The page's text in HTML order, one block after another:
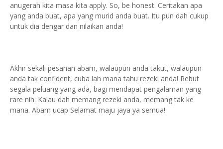
anugerah kita masa kita apply. So, be honest. Ceritakan apa
yang anda buat, apa yang murid anda buat. Itu pun dah cukup
untuk dia dengar dan nilaikan anda!
Akhir sekali pesanan abam, walaupun anda takut, walaupun
anda tak confident, cuba lah mana tahu rezeki anda! Rebut
segala peluang yang ada, bagi mendapat pengalaman yang
rare nih. Kalau dah memang rezeki anda, memang tak ke
mana. Abam ucap Selamat maju jaya ya semua!